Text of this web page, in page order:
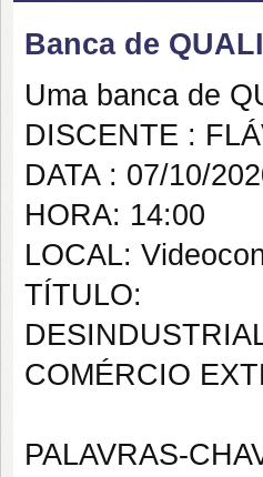
Banca de
Uma banca de
DISCENTE :
DATA : 07/10/
HORA: 14:00
LOCAL:
TÍTULO:
COMÉRCIO
PALAVRAS-